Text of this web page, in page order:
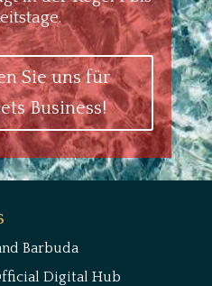
Sie uns für
Business!
Barbuda
Digital Hub